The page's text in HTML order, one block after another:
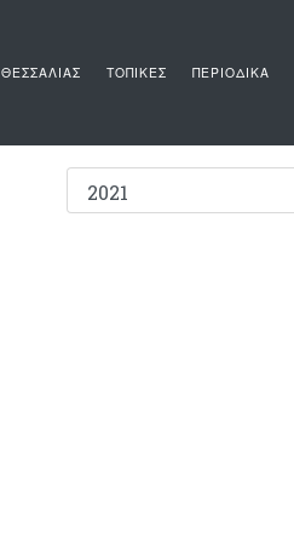
ΘΕΣΣΑΛΙΑΣ ΤΟΠΙΚΕΣ ΠΕΡΙΟΔΙΚΑ